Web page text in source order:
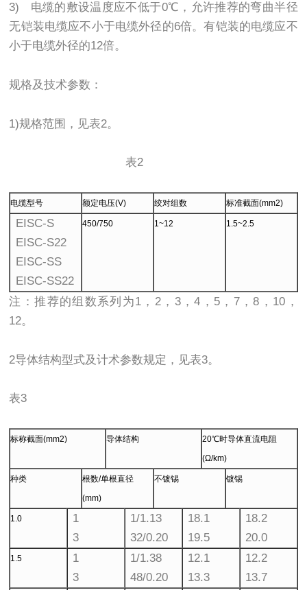
3) 电缆的敷设温度应不低于0℃，允许推荐的弯曲半径
无铠装电缆应不小于电缆外径的6倍。有铠装的电缆应不
小于电缆外径的12倍。
规格及技术参数：
1)规格范围，见表2。
表2
电缆型号 额定电压(V) 绞对组数 标准截面(mm2)
EISC-S
EISC-S22
EISC-SS
EISC-SS22
450/750 1~12 1.5~2.5
注：推荐的组数系列为1，2，3，4，5，7，8，10，
12。
2导体结构型式及计术参数规定，见表3。
表3
标称截面(mm2) 导体结构
20℃时导体直流电阻
(Ω/km)
种类
根数/单根直径
(mm)
不镀锡 镀锡
1.0
1
3
1/1.13
32/0.20
18.1
19.5
18.2
20.0
1.5
1
3
1/1.38
48/0.20
12.1
13.3
12.2
13.7